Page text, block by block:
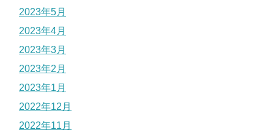
2023年5月
2023年4月
2023年3月
2023年2月
2023年1月
2022年12月
2022年11月